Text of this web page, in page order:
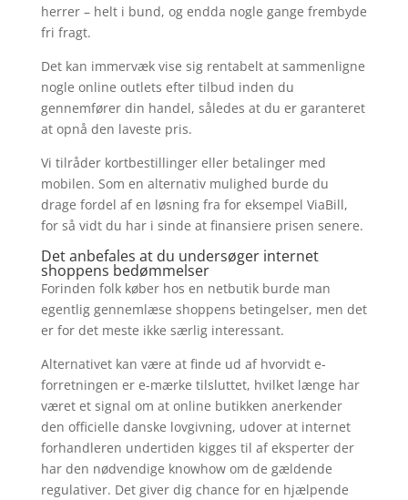
herrer – helt i bund, og endda nogle gange frembyde
fri fragt.
Det kan immervæk vise sig rentabelt at sammenligne
nogle online outlets efter tilbud inden du
gennemfører din handel, således at du er garanteret
at opnå den laveste pris.
Vi tilråder kortbestillinger eller betalinger med
mobilen. Som en alternativ mulighed burde du
drage fordel af en løsning fra for eksempel ViaBill,
for så vidt du har i sinde at finansiere prisen senere.
Det anbefales at du undersøger internet
shoppens bedømmelser
Forinden folk køber hos en netbutik burde man
egentlig gennemlæse shoppens betingelser, men det
er for det meste ikke særlig interessant.
Alternativet kan være at finde ud af hvorvidt e-
forretningen er e-mærke tilsluttet, hvilket længe har
været et signal om at online butikken anerkender
den officielle danske lovgivning, udover at internet
forhandleren undertiden kigges til af eksperter der
har den nødvendige knowhow om de gældende
regulativer. Det giver dig chance for en hjælpende